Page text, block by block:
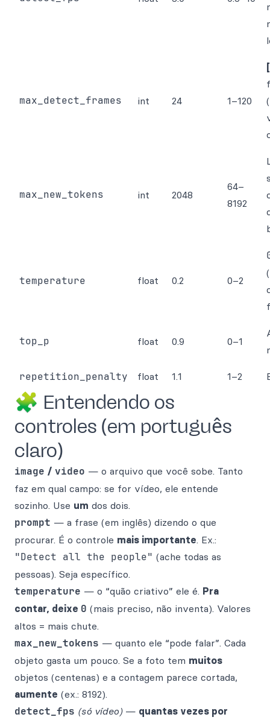
max_detect_frames int 24 1–120
max_new_tokens int 2048
64–
8192
temperature float 0.2 0–2
top_p float 0.9 0–1
repetition_penalty float 1.1 1–2
🧩 Entendendo os
controles (em português
claro)
image / video — o arquivo que você sobe. Tanto
faz em qual campo: se for vídeo, ele entende
sozinho. Use um dos dois.
prompt — a frase (em inglês) dizendo o que
procurar. É o controle mais importante. Ex.:
"Detect all the people" (ache todas as
pessoas). Seja específico.
temperature — o “quão criativo” ele é. Pra
contar, deixe 0 (mais preciso, não inventa). Valores
altos = mais chute.
max_new_tokens — quanto ele “pode falar”. Cada
objeto gasta um pouco. Se a foto tem muitos
objetos (centenas) e a contagem parece cortada,
aumente (ex.: 8192).
detect_fps (só vídeo)— quantas vezes por